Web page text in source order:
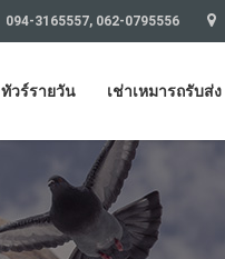
094-3165557, 062-0795556
ทัวร์รายวัน เช่าเหมารถรับส่ง